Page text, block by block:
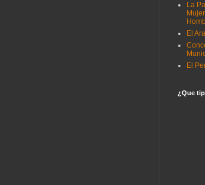
La
El
El
¿Que